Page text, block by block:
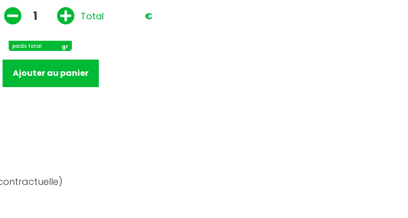
poids total gr
Total €
Ajouter au panier